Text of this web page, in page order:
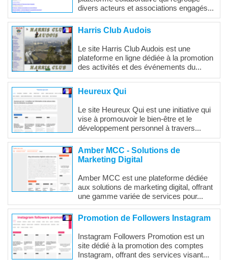
divers acteurs et associations engagés...
Harris Club Audois
Le site Harris Club Audois est une
plateforme en ligne dédiée à la promotion
des activités et des événements du...
Heureux Qui
Le site Heureux Qui est une initiative qui
vise à promouvoir le bien-être et le
développement personnel à travers...
Amber MCC - Solutions de
Marketing Digital
Amber MCC est une plateforme dédiée
aux solutions de marketing digital, offrant
une gamme variée de services pour...
Promotion de Followers Instagram
Instagram Followers Promotion est un
site dédié à la promotion des comptes
Instagram, offrant des services visant...